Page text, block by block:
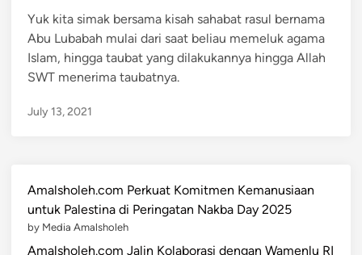
d
i
n
Yuk kita simak bersama kisah sahabat rasul bernama
Abu Lubabah mulai dari saat beliau memeluk agama
Islam, hingga taubat yang dilakukannya hingga Allah
SWT menerima taubatnya.
July 13, 2021
Amalsholeh.com Perkuat Komitmen Kemanusiaan
untuk Palestina di Peringatan Nakba Day 2025
by Media Amalsholeh
Amalsholeh.com Jalin Kolaborasi dengan Wamenlu RI